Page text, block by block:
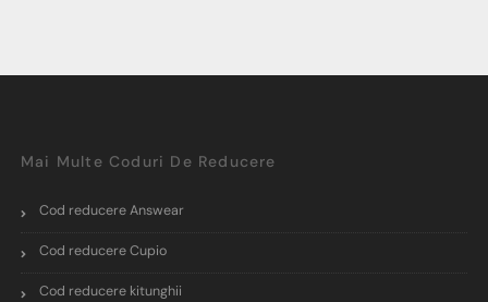
Mai Multe Coduri De Reducere
Cod reducere Answear
Cod reducere Cupio
Cod reducere kitunghii